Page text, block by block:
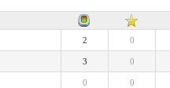
2 0
3 0
0 0